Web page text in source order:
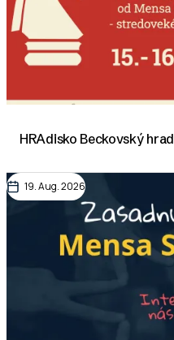
HRAdisko Beckovský hrad
19. Aug. 2026